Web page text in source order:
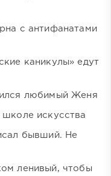
с антифанатами
каникулы» едут
любимый Женя
искусства
бывший. Не
ленивый, чтобы